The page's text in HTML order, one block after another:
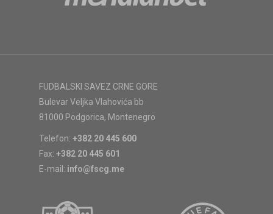
FUDBALSKI SAVEZ CRNE GORE
Bulevar Veljka Vlahovića bb
81000 Podgorica, Montenegro
Telefon: +382 20 445 600
Fax: +382 20 445 601
E-mail: info@fscg.me